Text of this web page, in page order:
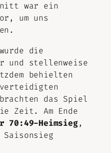
war ein
um uns
wurde die
und stellenweise
behielten
das Spiel
Zeit. Am Ende
70:49-Heimsieg,